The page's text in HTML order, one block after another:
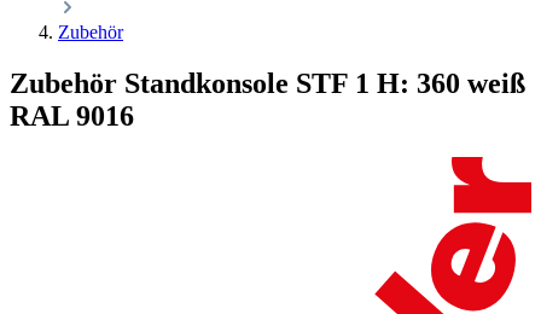
Zubehör
Zubehör Standkonsole STF 1 H: 360 weiß
RAL 9016